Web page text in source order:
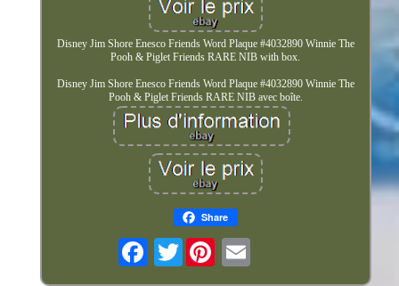
Disney Jim Shore Enesco Friends Word Plaque #4032890 Winnie The
Pooh & Piglet Friends RARE NIB with box.
Disney Jim Shore Enesco Friends Word Plaque #4032890 Winnie The
Pooh & Piglet Friends RARE NIB avec boîte.
Share
Twitter